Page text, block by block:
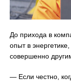
До прихода в
опыт в
совершенно
— Если честно,